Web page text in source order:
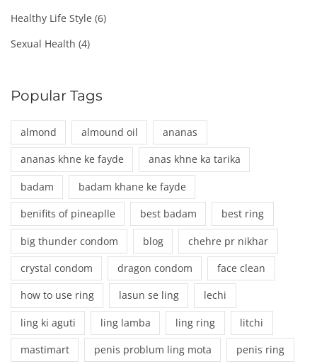
Healthy Life Style (6)
Sexual Health (4)
Popular Tags
almond almound oil ananas
ananas khne ke fayde anas khne ka tarika
badam badam khane ke fayde
benifits of pineaplle best badam best ring
big thunder condom blog chehre pr nikhar
crystal condom dragon condom face clean
how to use ring lasun se ling lechi
ling ki aguti ling lamba ling ring litchi
mastimart penis problum ling mota penis ring